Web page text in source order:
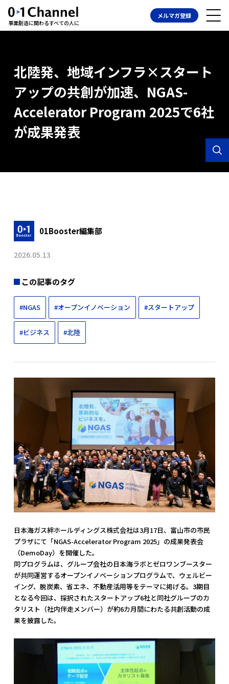
事業創造に関わるすべての人に
メルマガ登録
北陸発、地域インフラ×スタート
アップの共創が加速、NGAS-
Accelerator Program 2025で6社
が成果発表
01Booster編集部
2026.05.13
この記事のタグ
#NGAS #オープンイノベーション #スタートアップ
#ビジネス #北陸
日本海ガス絆ホールディングス株式会社は3月17日、富山市の市民
プラザにて「NGAS-Accelerator Program 2025」の成果発表会
（DemoDay）を開催した。
同プログラムは、グループ会社の日本海ラボとゼロワンブースター
が共同運営するオープンイノベーションプログラムで、ウェルビー
イング、脱炭素、省エネ、不動産活用等をテーマに掲げる。3期目
となる今回は、採択されたスタートアップ6社と同社グループのカ
タリスト（社内伴走メンバー）が約6カ月間にわたる共創活動の成
果を披露した。